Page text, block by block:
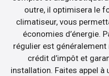
outre, il optimisera le
climatiseur, vous
économies d’énergie.
régulier est généralement
crédit d’impôt et
installation. Faites appel à